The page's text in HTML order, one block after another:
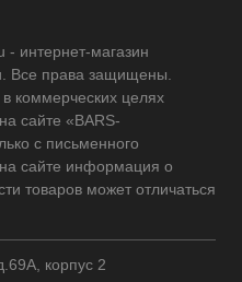
интернет-магазин
Все права защищены.
коммерческих целях
сайте «BARS-
с письменного
сайте информация о
товаров может отличаться
корпус 2